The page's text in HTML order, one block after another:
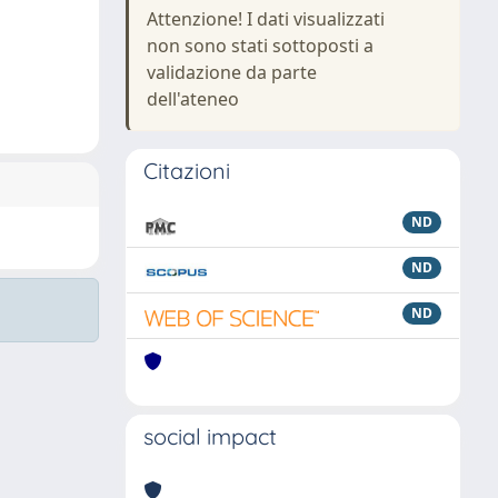
Attenzione! I dati visualizzati
non sono stati sottoposti a
validazione da parte
dell'ateneo
Citazioni
ND
ND
ND
social impact